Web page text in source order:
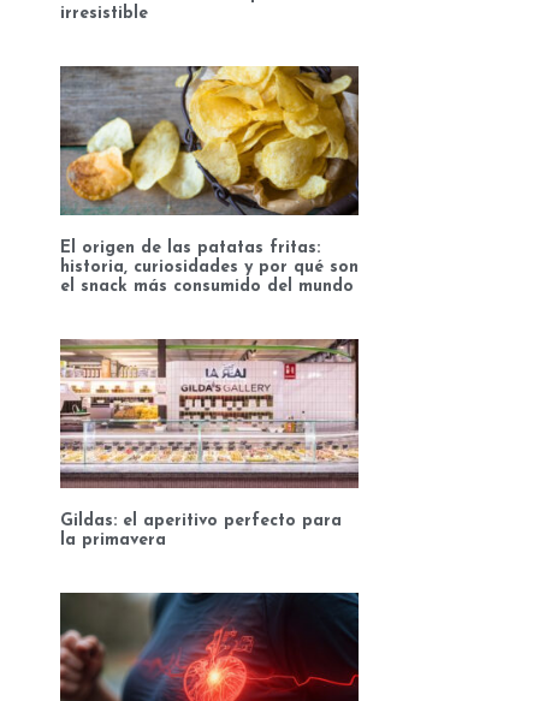
irresistible
El origen de las patatas fritas:
historia, curiosidades y por qué son
el snack más consumido del mundo
Gildas: el aperitivo perfecto para
la primavera